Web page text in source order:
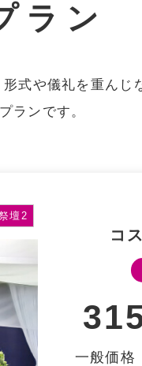
会員制度こす
福祉葬
南多摩斎場
大光寺会館斎場
サイトマップ
ラン
式や儀礼を重んじ
ランです。
壇2
コ
⼀般価格